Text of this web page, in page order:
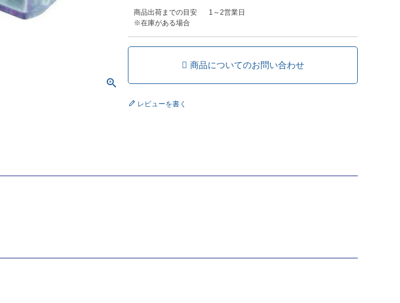
商品出荷までの目安
※在庫がある場合
1～2営業日
商品についてのお問い合わせ
レビューを書く